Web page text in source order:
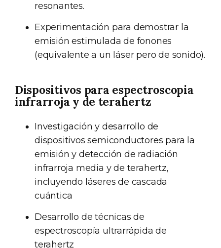
resonantes.
Experimentación para demostrar la
emisión estimulada de fonones
(equivalente a un láser pero de sonido).
Dispositivos para espectroscopia
infrarroja y de terahertz
Investigación y desarrollo de
dispositivos semiconductores para la
emisión y detección de radiación
infrarroja media y de terahertz,
incluyendo láseres de cascada
cuántica
Desarrollo de técnicas de
espectroscopía ultrarrápida de
terahertz